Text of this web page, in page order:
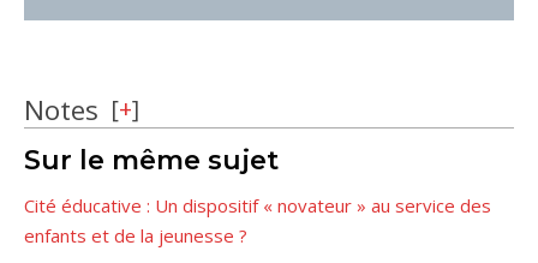
Notes [+]
Sur le même sujet
Cité éducative : Un dispositif « novateur » au service des
enfants et de la jeunesse ?